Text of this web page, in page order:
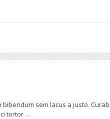
sem lacus a justo.
tortor …